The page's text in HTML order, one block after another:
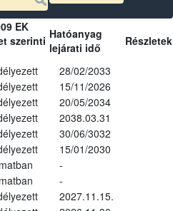
EK
szerinti Hatóanyag
lejárati idő
Részletek
28/02/2033
15/11/2026
20/05/2034
2038.03.31
30/06/3032
15/01/2030
-
-
2027.11.15.